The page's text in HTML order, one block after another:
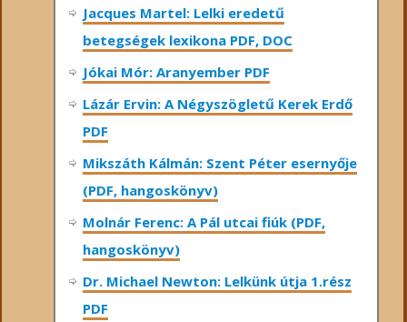
Jacques Martel: Lelki eredetű
betegségek lexikona PDF, DOC
Jókai Mór: Aranyember PDF
Lázár Ervin: A Négyszögletű Kerek Erdő
PDF
Mikszáth Kálmán: Szent Péter esernyője
(PDF, hangoskönyv)
Molnár Ferenc: A Pál utcai fiúk (PDF,
hangoskönyv)
Dr. Michael Newton: Lelkünk útja 1.rész
PDF